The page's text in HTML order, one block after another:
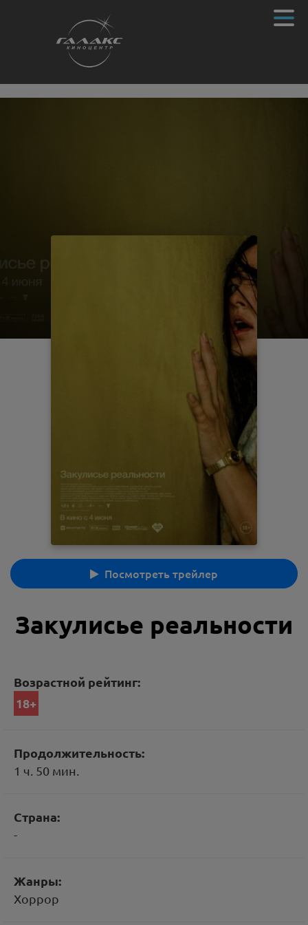
Посмотреть трейлер
Закулисье реальности
Возрастной рейтинг:
18+
Продолжительность:
1 ч. 50 мин.
Страна:
-
Жанры:
Хоррор